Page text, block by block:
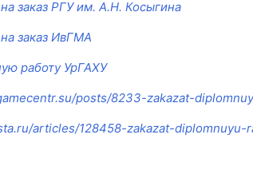
заказ РГУ им. А.Н. Косыгина
заказ ИвГМА
работу УрГАХУ
posts/8233-zakazat-
articles/128458-zakazat-